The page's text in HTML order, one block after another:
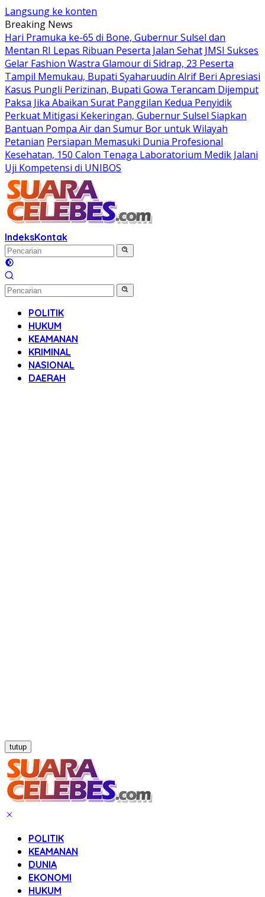
Langsung ke konten
Breaking News
Hari Pramuka ke-65 di Bone, Gubernur Sulsel dan
Mentan RI Lepas Ribuan Peserta Jalan Sehat JMSI Sukses
Gelar Fashion Wastra Glamour di Sidrap, 23 Peserta
Tampil Memukau, Bupati Syaharuudin Alrif Beri Apresiasi
Kasus Pungli Perizinan, Bupati Gowa Terancam Dijemput
Paksa Jika Abaikan Surat Panggilan Kedua Penyidik
Perkuat Mitigasi Kekeringan, Gubernur Sulsel Siapkan
Bantuan Pompa Air dan Sumur Bor untuk Wilayah
Petanian Persiapan Memasuki Dunia Profesional
Kesehatan, 150 Calon Tenaga Laboratorium Medik Jalani
Uji Kompetensi di UNIBOS
IndeksKontak
POLITIK
HUKUM
KEAMANAN
KRIMINAL
NASIONAL
DAERAH
tutup
POLITIK
KEAMANAN
DUNIA
EKONOMI
HUKUM